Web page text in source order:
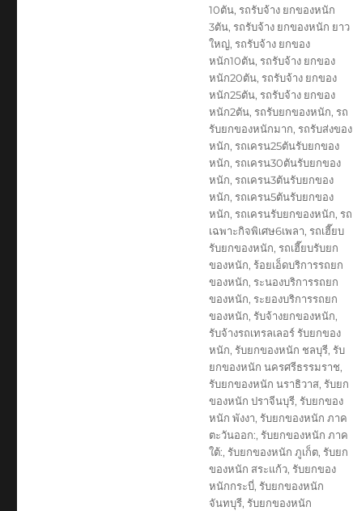
10ตัน, รถรับจ้าง ยกของหนัก
3ตัน, รถรับจ้าง ยกของหนัก ยาว
ใหญ่, รถรับจ้าง ยกของ
หนัก10ตัน, รถรับจ้าง ยกของ
หนัก20ตัน, รถรับจ้าง ยกของ
หนัก25ตัน, รถรับจ้าง ยกของ
หนัก2ตัน, รถรับยกของหนัก, รถ
รับยกของหนักมาก, รถรับส่งของ
หนัก, รถเครน25ตันรับยกของ
หนัก, รถเครน30ตันรับยกของ
หนัก, รถเครน3ตันรับยกของ
หนัก, รถเครน5ตันรับยกของ
หนัก, รถเครนรับยกของหนัก, รถ
เฉพาะกิจพิเศษ6เพลา, รถเฮี๊ยบ
รับยกของหนัก, รถเฮี๊ยบรับยก
ของหนัก, ร้อยเอ็ดบริการรถยก
ของหนัก, ระนองบริการรถยก
ของหนัก, ระยองบริการรถยก
ของหนัก, รับจ้างยกของหนัก,
รับจ้างรถเทรลเลอร์ รับยกของ
หนัก, รับยกของหนัก ชลบุรี, รับ
ยกของหนัก นครศรีธรรมราช,
รับยกของหนัก นราธิวาส, รับยก
ของหนัก ปราจีนบุรี, รับยกของ
หนัก พังงา, รับยกของหนัก ภาค
ตะวันออก:, รับยกของหนัก ภาค
ใต้:, รับยกของหนัก ภูเก็ต, รับยก
ของหนัก สระแก้ว, รับยกของ
หนักกระบี่, รับยกของหนัก
จันทบุรี, รับยกของหนัก